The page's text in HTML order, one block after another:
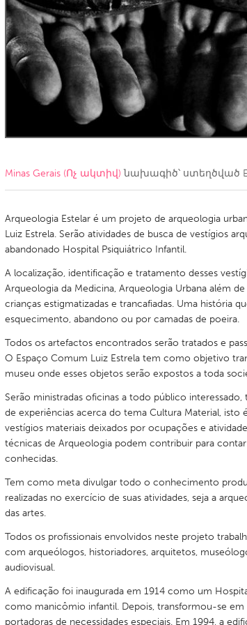
Amherstburg
Kingston
Ottawa
South Shore
MALAYSIA
Kuala Lumpur
Qatar
Singapore
UNITED KINGDOM
Glasgow
Ann Arbor, MI
Austin, TX
Cass Clay
Chicago, IL
Georgetown, MA
Newburyport, MA
North Minneapolis, MN
Rockport, MA
San Antonio, TX
Seattle, WA
Westminster, MD
Minas Gerais (Ոչ ակտիվ) նախագիծ՝ ստեղծված
Arqueologia Estelar é um projeto de arqueologia
Luiz Estrela. Serão atividades de busca de vestígios
abandonado Hospital Psiquiátrico Infantil.
A localização, identificação e tratamento desses
Arqueologia da Medicina, Arqueologia Urbana além
crianças estigmatizadas e trancafiadas. Uma história
esquecimento, abandono ou por camadas de poeira.
Todos os artefactos encontrados serão tratados e
O Espaço Comum Luiz Estrela tem como objetivo
museu onde esses objetos serão expostos a toda
Serão ministradas oficinas a todo público
de experiências acerca do tema Cultura Material,
vestígios materiais deixados por ocupações e
técnicas de Arqueologia podem contribuir para
conhecidas.
Tem como meta divulgar todo o conhecimento
realizadas no exercício de suas atividades, seja a
das artes.
Todos os profissionais envolvidos neste projeto
com arqueólogos, historiadores, arquitetos,
audiovisual.
A edificação foi inaugurada em 1914 como um
como manicômio infantil. Depois, transformou-se em
portadoras de necessidades especiais. Em 1994, a